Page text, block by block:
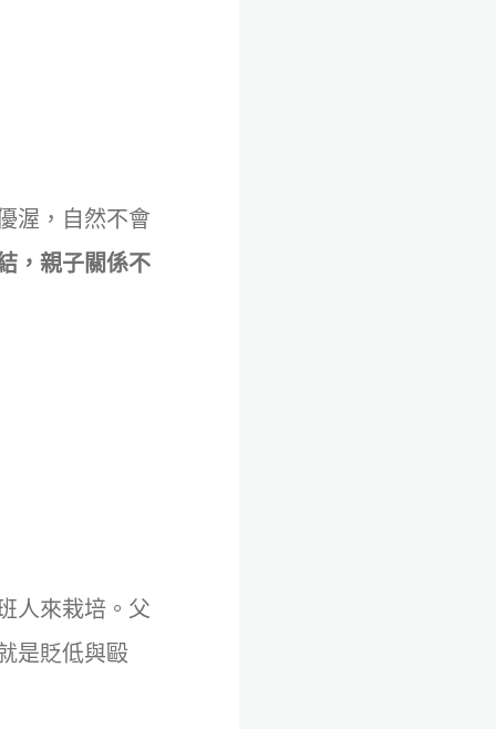
渥，自然不會
，親子關係不
人來栽培。父
是貶低與毆